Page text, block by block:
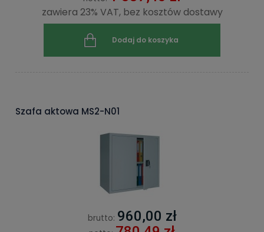
zawiera 23% VAT, bez kosztów dostawy
Dodaj do koszyka
Szafa aktowa MS2-N01
brutto: 960,00 zł